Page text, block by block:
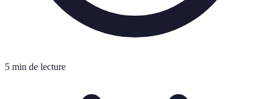
5 min de lecture